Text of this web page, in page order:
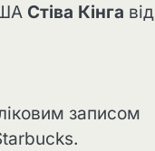
Стіва Кінга від
записом